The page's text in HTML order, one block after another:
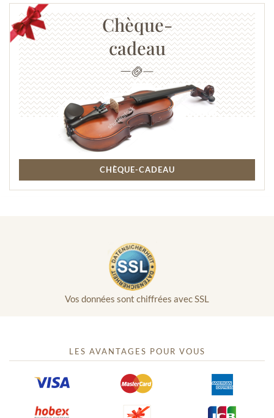
dîner, l'orchestre vous divertira avec de la musique de salon
viennoise pleine d'ambiance !
Les scènes
1ère scène : On se donne des roses au Tyrol ...
Accueil musical par l'ensemble des artistes suivi de titres de
l'opérette "L'oiseleur" ainsi que de titres instrumentaux avec
danse - par exemple la "Marche nuptiale du Zillertal" et d'autres
mélodies connues du Tyrol.
Scène 2 : "Im Salzkammergut, da kann man gut ...".
Extraits de l'opérette "Im Weissen Rössl am Wolfgangsee",
mélodies connues du film "The Sound of Music", par ex.
"Edelweiss" - ainsi que des "Landlers" typiques présentés
comme intermède dansé.
Scène 3 : "Sur le beau Danube bleu" ...
Zigeunerbaron", "Wiener Blut" et bien d'autres ! En point
d'orgue et en guise de conclusion, notre ballet présente bien
entendu les plus belles valses viennoises - comme par exemple
"An der schönen blauen Donau" (Le beau Danube bleu).
des différentes régions du pays, en accord avec le thème
avec les trésors musicaux de l'Autriche d'une manière
Prestations comprises dans le prix :
Chèque-
cadeau
CHÈQUE-CADEAU
Vos données sont chiffrées avec SSL
LES AVANTAGES POUR VOUS